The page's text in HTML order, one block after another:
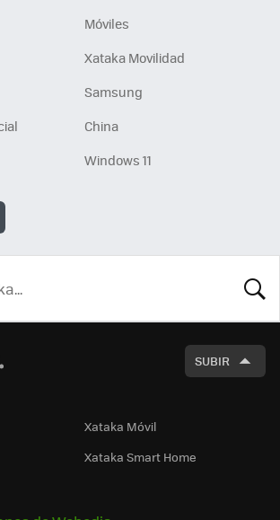
Móviles
Xataka Movilidad
Samsung
China
Windows 11
SUBIR
Xataka Móvil
Xataka Smart Home